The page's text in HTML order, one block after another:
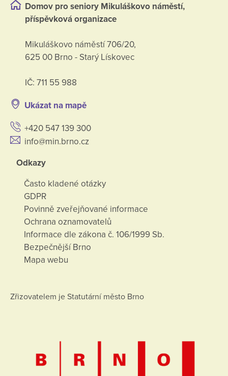
Domov pro seniory Mikuláškovo náměstí,
příspěvková organizace
Mikuláškovo náměstí 706/20,
625 00 Brno - Starý Lískovec
IČ: 711 55 988
Ukázat na mapě
+420 547 139 300
info@min.brno.cz
Odkazy
Často kladené otázky
GDPR
Povinně zveřejňované informace
Ochrana oznamovatelů
Informace dle zákona č. 106/1999 Sb.
Bezpečnější Brno
Mapa webu
Zřizovatelem je Statutární město Brno